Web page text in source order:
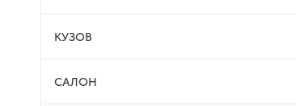
КУЗОВ
САЛОН